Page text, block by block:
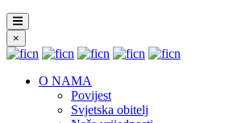
×
O NAMA
Povijest
Svjetska obitelj